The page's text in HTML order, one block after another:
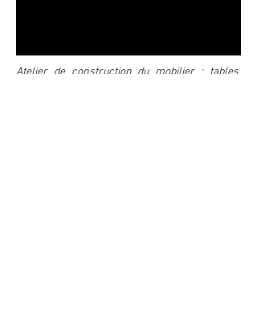
Atelier de construction du mobilier : tables,